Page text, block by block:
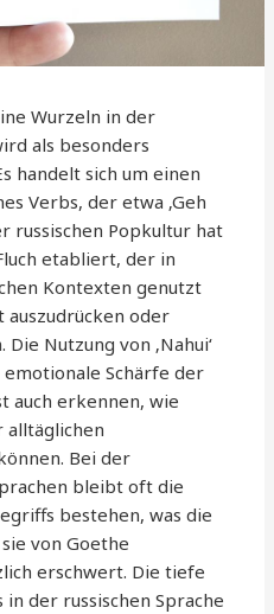
Wurzeln in der
als besonders
handelt sich um einen
Verbs, der etwa ‚Geh
russischen Popkultur hat
etabliert, der in
Kontexten genutzt
oder
Nutzung von ‚Nahui‘
Schärfe der
auch erkennen, wie
alltäglichen
Bei der
bleibt oft die
bestehen, was die
von Goethe
erschwert. Die tiefe
der russischen Sprache